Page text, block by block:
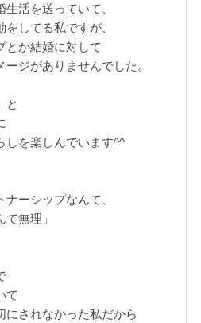
活を送っていて、
してる私ですが、
とか結婚に対して
ジがありませんでした。
と
しを楽しんでいます^^
ナーシップなんて、
無理」
て
にされなかった私だから